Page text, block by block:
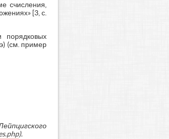
счисления,
[3, с.
(см. пример
).